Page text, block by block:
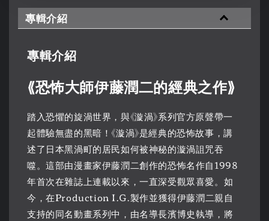
專輯介紹
專輯介紹
⟪恐怖大師伊藤潤二的經典之作⟫
踏入恐懼的旋渦世界，與《漩渦》系列官方原聲帶一
起體驗無盡的黑暗！《漩渦》是經典的恐怖故事，講
述了日本黑渦町的居民如何被神秘的漩渦詛咒吞
噬。這部由漫畫家伊藤潤二創作的恐怖名作自1998
年首次在雜誌上連載以來，一直深受觀眾喜愛。如
今，在Production I.G.製作並獲得伊藤潤二親自
支持的同名動畫系列中，由名導長濱博史執導，將